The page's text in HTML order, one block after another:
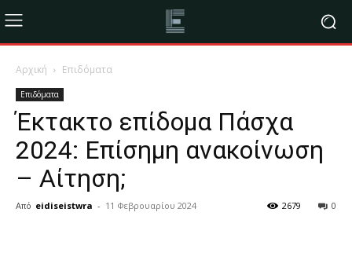
Αρχική Επιδόματα
Επιδόματα
Έκτακτο επίδομα Πάσχα
2024: Επίσημη ανακοίνωση
– Αίτηση;
Από eidiseistwra - 11 Φεβρουαρίου 2024 0
2679